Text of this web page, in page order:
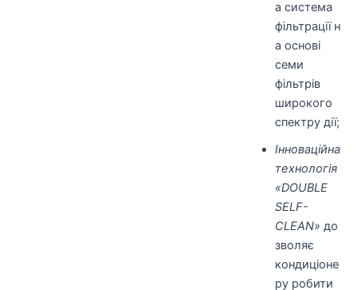
а система
фільтрації н
а основі
семи
фільтрів
широкого
спектру дії;
Інноваційна
технологія
«DOUBLE
SELF-
CLEAN» до
зволяє
кондиціоне
ру робити